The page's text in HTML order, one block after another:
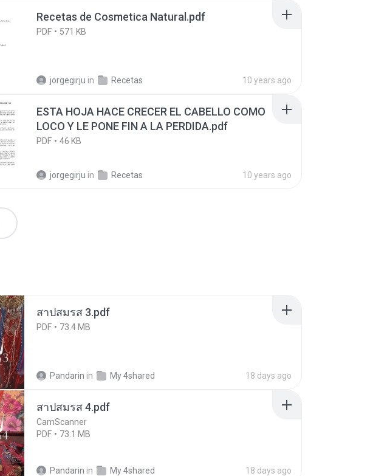
Recetas de Cosmetica Natural.pdf
PDF 571 KB
jorgegirju in Recetas 10 years ago
ESTA HOJA HACE CRECER EL CABELLO COMO
LOCO Y LE PONE FIN A LA PERDIDA.pdf
PDF 46 KB
jorgegirju in Recetas 10 years ago
สาปสมรส 3.pdf
PDF 73.4 MB
Pandarin in My 4shared 18 days ago
สาปสมรส 4.pdf
CamScanner
PDF
73.1 MB
Pandarin in My 4shared 18 days ago